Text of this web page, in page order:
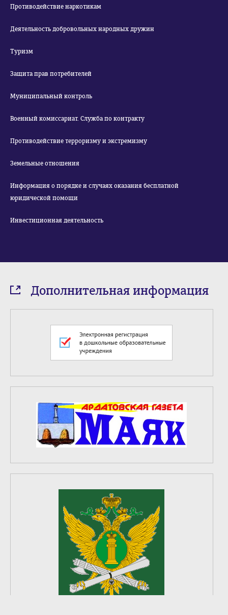
Противодействие наркотикам
Деятельность добровольных народных дружин
Туризм
Защита прав потребителей
Муниципальный контроль
Военный комиссариат. Служба по контракту
Противодействие терроризму и экстремизму
Земельные отношения
Информация о порядке и случаях оказания бесплатной
юридической помощи
Инвестиционная деятельность
Дополнительная информация